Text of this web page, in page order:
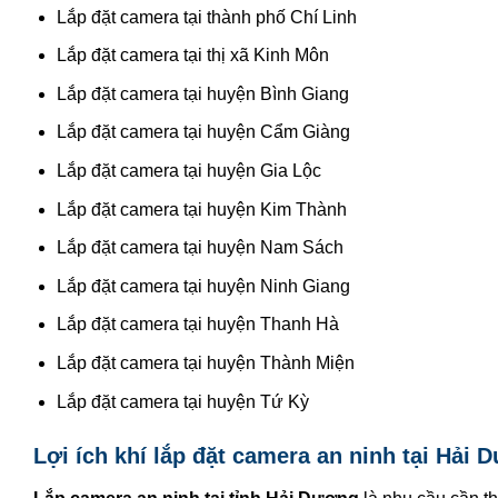
Lắp đặt camera tại thành phố Chí Linh
Lắp đặt camera tại thị xã Kinh Môn
Lắp đặt camera tại huyện Bình Giang
Lắp đặt camera tại huyện Cẩm Giàng
Lắp đặt camera tại huyện Gia Lộc
Lắp đặt camera tại huyện Kim Thành
Lắp đặt camera tại huyện Nam Sách
Lắp đặt camera tại huyện Ninh Giang
Lắp đặt camera tại huyện Thanh Hà
Lắp đặt camera tại huyện Thành Miện
Lắp đặt camera tại huyện Tứ Kỳ
Lợi ích khí lắp đặt camera an ninh tại Hải